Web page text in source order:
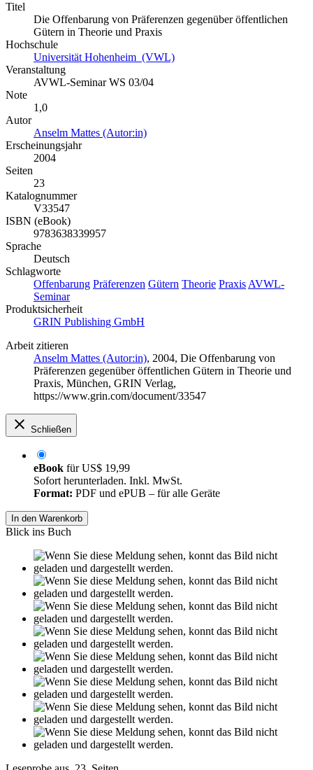
Titel
Die Offenbarung von Präferenzen gegenüber öffentlichen
Gütern in Theorie und Praxis
Hochschule
Universität Hohenheim (VWL)
Veranstaltung
AVWL-Seminar WS 03/04
Note
1,0
Autor
Anselm Mattes (Autor:in)
Erscheinungsjahr
2004
Seiten
23
Katalognummer
V33547
ISBN (eBook)
9783638339957
Sprache
Deutsch
Schlagworte
Offenbarung Präferenzen Gütern Theorie Praxis AVWL-
Seminar
Produktsicherheit
GRIN Publishing GmbH
Arbeit zitieren
Anselm Mattes (Autor:in), 2004, Die Offenbarung von
Präferenzen gegenüber öffentlichen Gütern in Theorie und
Praxis, München, GRIN Verlag,
https://www.grin.com/document/33547
Schließen
eBook fürUS$ 19,99
Sofort herunterladen. Inkl. MwSt.
Format: PDF und ePUB – für alle Geräte
In den Warenkorb
Blick ins Buch
Leseprobe aus 23 Seiten
Grin.com
Versand
Kontakt
Datenschutz
AGB
Impressum